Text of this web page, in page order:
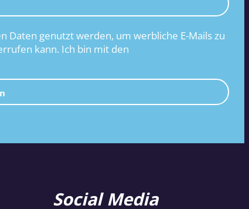
Daten genutzt werden, um werbliche E-Mails zu
kann. Ich bin mit den
Social Media